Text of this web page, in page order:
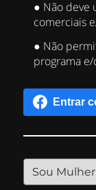
● Não deve
comerciais
● Não
programa